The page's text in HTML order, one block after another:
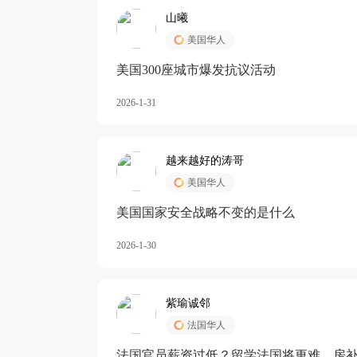
山曦
美国华人
美国300座城市爆发抗议活动
2026-1-31
越来越好的涛哥
美国华人
美国国家安全战略不变的是什么
2026-1-30
紫瑜诚邻
法国华人